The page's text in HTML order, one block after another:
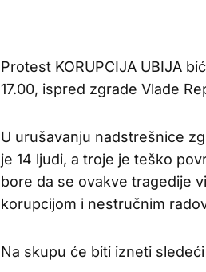
Protest KORUPCIJA UBIJA
17.00, ispred zgrade Vlade
U urušavanju nadstrešnice
je 14 ljudi, a troje je teško
bore da se ovakve tragedije
korupcijom i nestručnim
Na skupu će biti izneti